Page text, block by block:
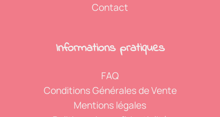
Contact
Informations pratiques
FAQ
Conditions Générales de Vente
Mentions légales